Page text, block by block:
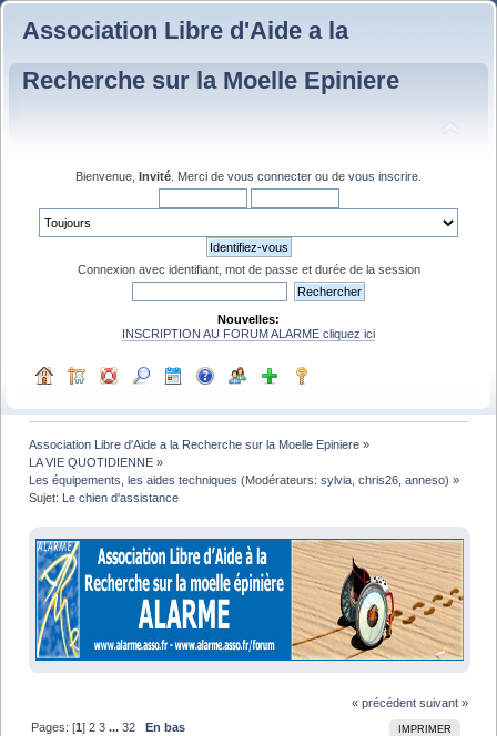
Association Libre d'Aide a la
Recherche sur la Moelle Epiniere
Bienvenue, Invité . Merci de vous connecter ou de vous inscrire
Connexion avec identifiant, mot de passe et durée de la session
Nouvelles:
INSCRIPTION AU FORUM ALARME cliquez ici
Association Libre d'Aide a la Recherche sur la Moelle Epiniere »
LA VIE QUOTIDIENNE »
Les équipements, les aides techniques (Modérateurs:sylvia ,chris26 ,anneso) »
Sujet: Le chien d'assistance
« précédent suivant »
IMPRIMER
Pages: [1]2 3 ...32 En bas